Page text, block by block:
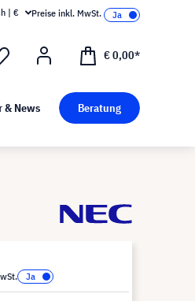
| € Preise inkl. MwSt.
€ 0,00*
& News Beratung